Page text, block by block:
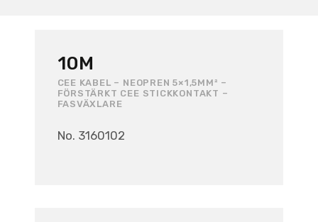
10M
CEE KABEL – NEOPREN 5×1,5MM² –
FÖRSTÄRKT CEE STICKKONTAKT –
FASVÄXLARE
No. 3160102